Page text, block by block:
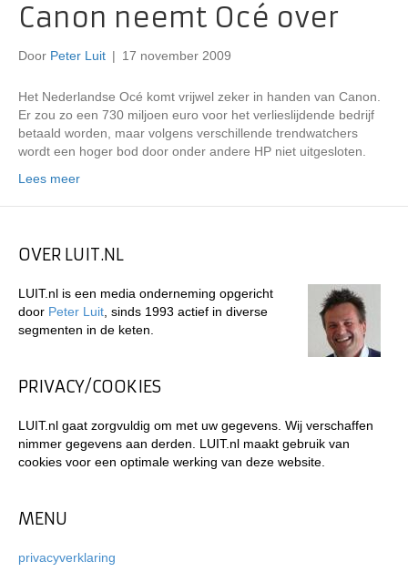
Canon neemt Océ over
Door Peter Luit | 17 november 2009
Het Nederlandse Océ komt vrijwel zeker in handen van Canon.
Er zou zo een 730 miljoen euro voor het verlieslijdende bedrijf
betaald worden, maar volgens verschillende trendwatchers
wordt een hoger bod door onder andere HP niet uitgesloten.
Lees meer
OVER LUIT.NL
LUIT.nl is een media onderneming opgericht
door Peter Luit , sinds 1993 actief in diverse
segmenten in de keten.
PRIVACY/COOKIES
LUIT.nl gaat zorgvuldig om met uw gegevens. Wij verschaffen
nimmer gegevens aan derden. LUIT.nl maakt gebruik van
cookies voor een optimale werking van deze website.
MENU
privacyverklaring